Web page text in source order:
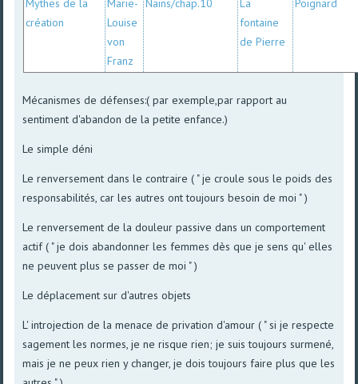
Mythes de la
création
Marie-
Louise
von
Franz
Nains/chap.10
La
fontaine
de Pierre
Poignard
Mécanismes de défenses:( par exemple,par rapport au
sentiment d'abandon de la petite enfance.)
Le simple déni
Le renversement dans le contraire ( " je croule sous le poids des
responsabilités, car les autres ont toujours besoin de moi " )
Le renversement de la douleur passive dans un comportement
actif ( " je dois abandonner les femmes dès que je sens qu' elles
ne peuvent plus se passer de moi " )
Le déplacement sur d'autres objets
L' introjection de la menace de privation d'amour ( " si je respecte
sagement les normes, je ne risque rien; je suis toujours surmené,
mais je ne peux rien y changer, je dois toujours faire plus que les